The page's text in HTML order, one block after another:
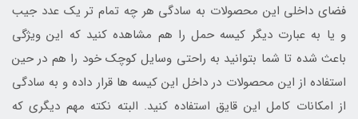
فضای داخلی این محصولات به سادگی هر چه تمام تر یک عدد جیب
و یا به عبارت دیگر کیسه حمل را هم مشاهده کنید که این ویژگی
باعث شده تا شما بتوانید به راحتی وسایل کوچک خود را هم در حین
استفاده از این محصولات در داخل این کیسه ها قرار داده و به سادگی
از امکانات کامل این قایق استفاده کنید. البته نکته مهم دیگری که